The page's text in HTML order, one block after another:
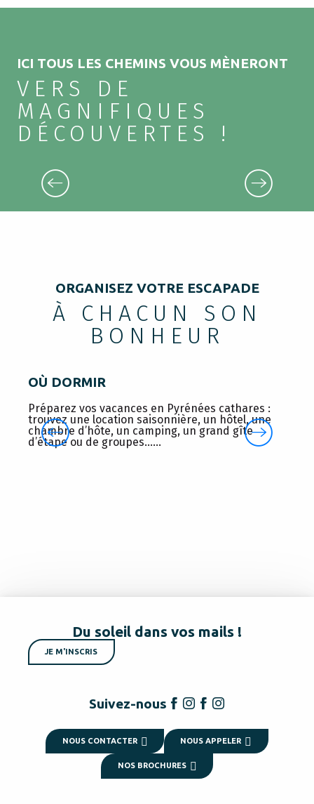
ICI TOUS LES CHEMINS VOUS MÈNERONT
VERS DE
MAGNIFIQUES
DÉCOUVERTES !
CATHÉDRALE DE MIREPOIX
ORGANISEZ VOTRE ESCAPADE
À CHACUN SON
BONHEUR
OÙ DORMIR
Préparez vos vacances en Pyrénées cathares :
trouvez une location saisonnière, un hôtel, une
chambre d’hôte, un camping, un grand gîte
d’étape ou de groupes…...
Du soleil dans vos mails !
JE M'INSCRIS
Suivez-nous
NOUS CONTACTER NOUS APPELER
NOS BROCHURES